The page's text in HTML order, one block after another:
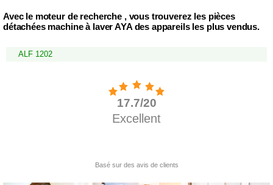
Avec le moteur de recherche , vous trouverez les pièces
détachées machine à laver AYA des appareils les plus vendus.
ALF 1202